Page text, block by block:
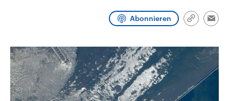
Wahlprogramme, aktuelle Berichte
und Hintergründe zu den Parteien
und Kandidaten der anstehenden
Programm Podcasts
Abonnieren
Link